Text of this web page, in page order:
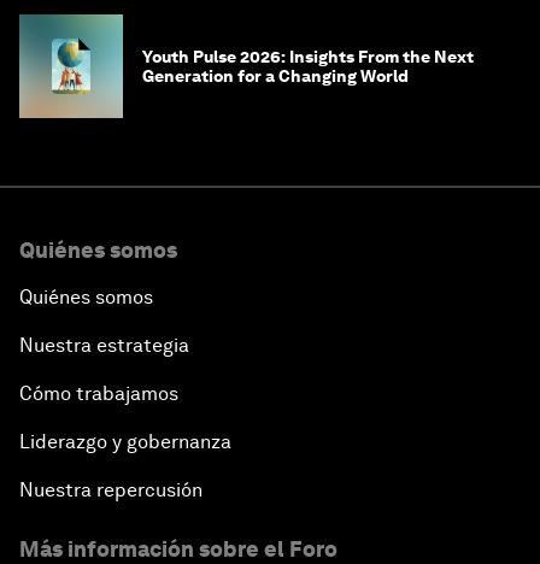
Youth Pulse 2026: Insights From the Next
Generation for a Changing World
Quiénes somos
Quiénes somos
Nuestra estrategia
Cómo trabajamos
Liderazgo y gobernanza
Nuestra repercusión
Más información sobre el Foro